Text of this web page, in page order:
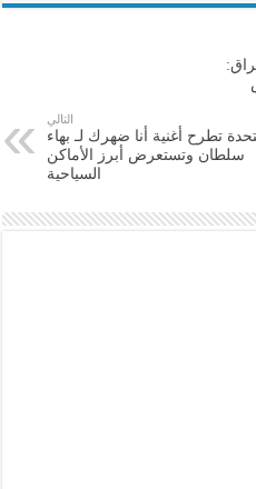
التالي
تطرح أغنية أنا ضهرك لـ بهاء
سلطان وتستعرض أبرز الأماكن
السياحية